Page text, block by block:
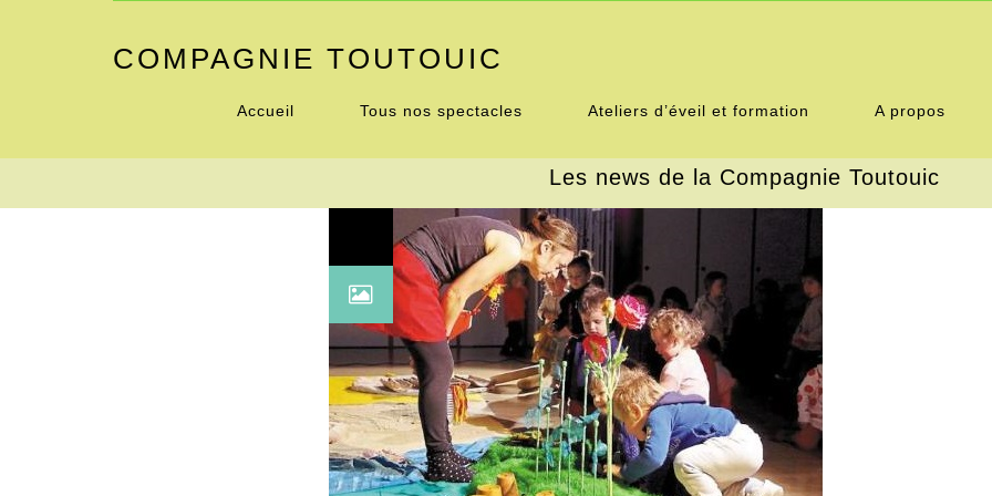
COMPAGNIE TOUTOUIC
Accueil Tous nos spectacles Ateliers d’éveil et formation A propos
Accueil
Tous nos spectacles
Ateliers d’éveil et formation
A propos
Calendrier
Presse
Les news de la Compagnie Toutouic